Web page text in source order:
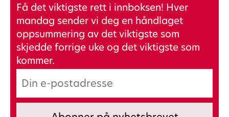
Få det viktigste rett i innboksen! Hver
mandag sender vi deg en håndlaget
oppsummering av det viktigste som
skjedde forrige uke og det viktigste som
kommer.